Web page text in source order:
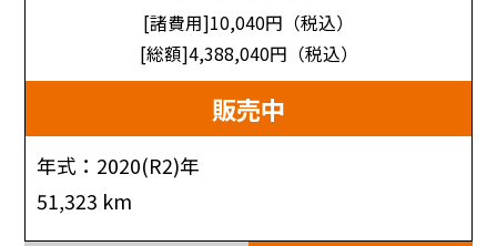
[諸費用]10,040円（税込）
[総額]4,388,040円（税込）
販売中
年式：2020(R2)年
51,323 km